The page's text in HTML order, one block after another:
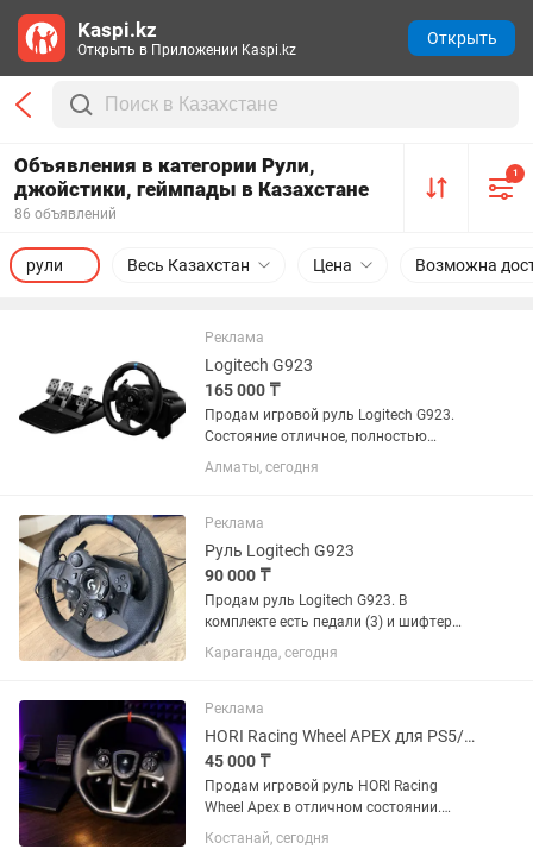
Объявления в категории Рули,
джойстики, геймпады в Казахстане
86 объявлений
1
Весь Казахстан Цена Возможна
рули
Реклама
Logitech G923
165 000 ₸
Продам игровой руль Logitech G923.
Состояние отличное, полностью
исправен. Использовался бережно, все
кнопки, руль и педали работают без
Turismo 7, Forza...
Алматы, сегодня
Реклама
Руль Logitech G923
90 000 ₸
Продам руль Logitech G923. В
комплекте есть педали (3) и шифтер
(насчет шифтера не уверен работает
ли. Подключил в ЕТС, комп не увидел, я
Караганда, сегодня
Реклама
HORI Racing Wheel APEX для PS5/PS4/PC
45 000 ₸
Продам игровой руль HORI Racing
Wheel Apex в отличном состоянии.
Полностью исправен, все кнопки, руль
и педали работают без каких-либо
Костанай, сегодня
Kaspi.kz
Открыть в Приложении Kaspi.kz
Открыть